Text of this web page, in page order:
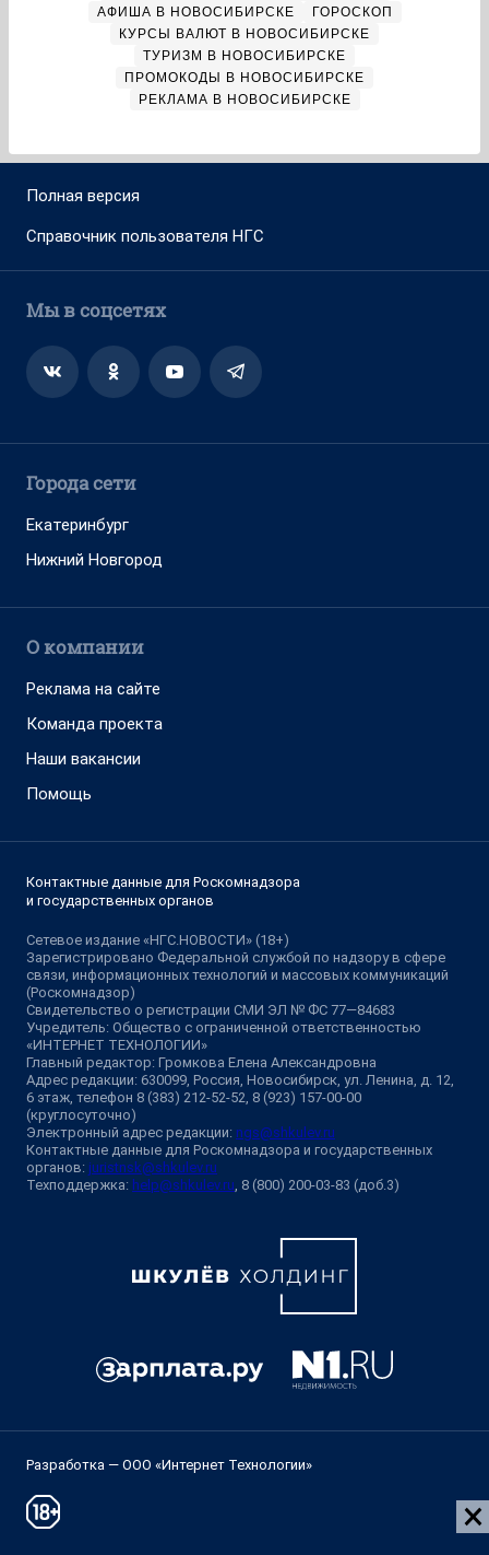
АФИША В НОВОСИБИРСКЕ
ГОРОСКОП
КУРСЫ ВАЛЮТ В НОВОСИБИРСКЕ
ТУРИЗМ В НОВОСИБИРСКЕ
ПРОМОКОДЫ В НОВОСИБИРСКЕ
РЕКЛАМА В НОВОСИБИРСКЕ
Полная версия
Справочник пользователя НГС
Мы в соцсетях
Города сети
Екатеринбург
Нижний Новгород
О компании
Реклама на сайте
Команда проекта
Наши вакансии
Помощь
Контактные данные для Роскомнадзора
и государственных органов
Сетевое издание «НГС.НОВОСТИ» (18+)
Зарегистрировано Федеральной службой по надзору в сфере
связи, информационных технологий и массовых коммуникаций
(Роскомнадзор)
Свидетельство о регистрации СМИ ЭЛ № ФС 77—84683
Учредитель: Общество с ограниченной ответственностью
«ИНТЕРНЕТ ТЕХНОЛОГИИ»
Главный редактор: Громкова Елена Александровна
Адрес редакции: 630099, Россия, Новосибирск, ул. Ленина, д. 12,
6 этаж, телефон 8 (383) 212-52-52, 8 (923) 157-00-00
(круглосуточно)
Электронный адрес редакции: ngs@shkulev.ru
Контактные данные для Роскомнадзора и государственных
органов: juristnsk@shkulev.ru
Техподдержка: help@shkulev.ru , 8 (800) 200-03-83 (доб.3)
Разработка — ООО «Интернет Технологии»